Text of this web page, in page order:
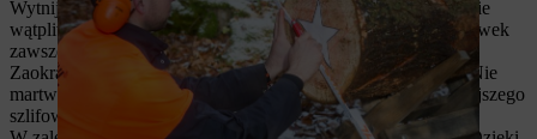
Wytnij kontury figurki. Zachowaj przy tym ostrożność i w razie
wątpliwości zostaw zbyt dużo drewna, a nie zbyt mało. Poprawek
zawsze możesz dokonać później.
Zaokrąglij krawędzie i obrób kontury, aby wygładzić figurę. Nie
martw się: kształt nie musi być perfekcyjny. W ramach późniejszego
szlifowania rzeźby można poprawić nierówności.